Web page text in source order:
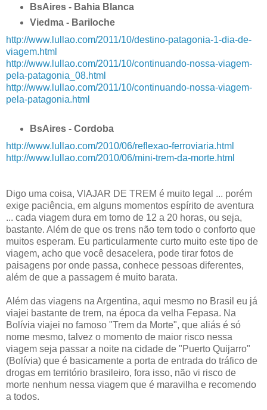
BsAires - Bahia Blanca
Viedma - Bariloche
http://www.lullao.com/2011/10/destino-patagonia-1-dia-de-
viagem.html
http://www.lullao.com/2011/10/continuando-nossa-viagem-
pela-patagonia_08.html
http://www.lullao.com/2011/10/continuando-nossa-viagem-
pela-patagonia.html
BsAires - Cordoba
http://www.lullao.com/2010/06/reflexao-ferroviaria.html
http://www.lullao.com/2010/06/mini-trem-da-morte.html
Digo uma coisa, VIAJAR DE TREM é muito legal ... porém
exige paciência, em alguns momentos espírito de aventura
... cada viagem dura em torno de 12 a 20 horas, ou seja,
bastante. Além de que os trens não tem todo o conforto que
muitos esperam. Eu particularmente curto muito este tipo de
viagem, acho que você desacelera, pode tirar fotos de
paisagens por onde passa, conhece pessoas diferentes,
além de que a passagem é muito barata.
Além das viagens na Argentina, aqui mesmo no Brasil eu já
viajei bastante de trem, na época da velha Fepasa. Na
Bolívia viajei no famoso "Trem da Morte", que aliás é só
nome mesmo, talvez o momento de maior risco nessa
viagem seja passar a noite na cidade de "Puerto Quijarro"
(Bolívia) que é basicamente a porta de entrada do tráfico de
drogas em território brasileiro, fora isso, não vi risco de
morte nenhum nessa viagem que é maravilha e recomendo
a todos.